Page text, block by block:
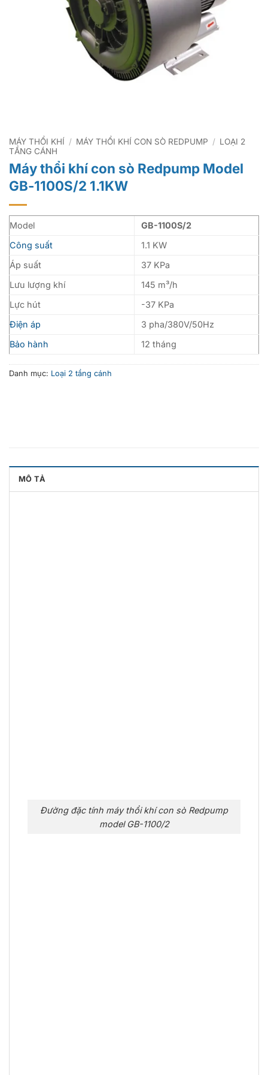
MÁY THỔI KHÍ / MÁY THỔI KHÍ CON SÒ REDPUMP / LOẠI 2
TẦNG CÁNH
Máy thổi khí con sò Redpump Model
GB-1100S/2 1.1KW
Model
GB-1100S/2
Công suất
1.1 KW
Áp suất
37 KPa
Lưu lượng khí
145 m³/h
Lực hút
-37 KPa
Điện áp
3 pha/380V/50Hz
Bảo hành
12 tháng
Danh mục: Loại 2 tầng cánh
MÔ TẢ
Đường đặc tính máy thổi khí con sò Redpump
model GB-1100/2